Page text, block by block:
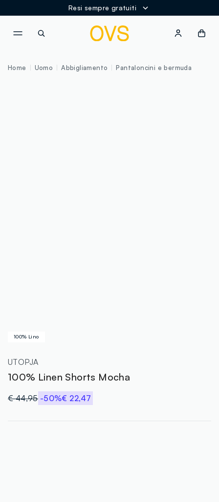
Resi sempre gratuiti
100% Lino
Home Uomo Abbigliamento Pantaloncini e bermuda
UTOPJA
100% Linen Shorts Mocha
€ 44,95 -50%€ 22,47